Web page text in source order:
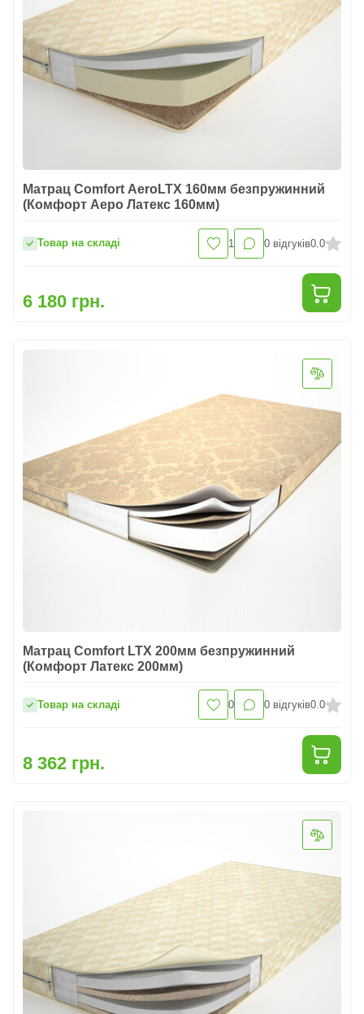
Матрац Comfort AeroLTX 160мм безпружинний
(Комфорт Аеро Латекс 160мм)
Товар на складі 1 0 відгуків0.0
6 180 грн.
Матрац Comfort LTX 200мм безпружинний
(Комфорт Латекс 200мм)
Товар на складі 0 0 відгуків0.0
8 362 грн.